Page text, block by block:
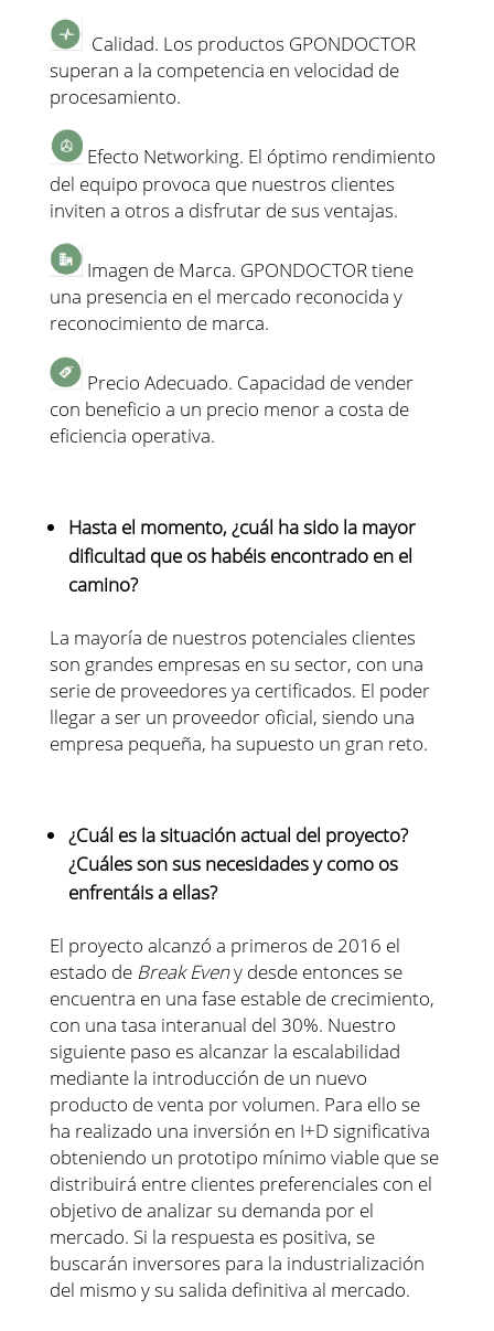
Calidad. Los productos GPONDOCTOR
superan a la competencia en velocidad de
procesamiento.
Efecto Networking. El óptimo rendimiento
del equipo provoca que nuestros clientes
inviten a otros a disfrutar de sus ventajas.
Imagen de Marca. GPONDOCTOR tiene
una presencia en el mercado reconocida y
reconocimiento de marca.
Precio Adecuado. Capacidad de vender
con beneficio a un precio menor a costa de
eficiencia operativa.
Hasta el momento, ¿cuál ha sido la mayor
dificultad que os habéis encontrado en el
camino?
La mayoría de nuestros potenciales clientes
son grandes empresas en su sector, con una
serie de proveedores ya certificados. El poder
llegar a ser un proveedor oficial, siendo una
empresa pequeña, ha supuesto un gran reto.
¿Cuál es la situación actual del proyecto?
¿Cuáles son sus necesidades y como os
enfrentáis a ellas?
El proyecto alcanzó a primeros de 2016 el
estado de Break Eveny desde entonces se
encuentra en una fase estable de crecimiento,
con una tasa interanual del 30%. Nuestro
siguiente paso es alcanzar la escalabilidad
mediante la introducción de un nuevo
producto de venta por volumen. Para ello se
ha realizado una inversión en I+D significativa
obteniendo un prototipo mínimo viable que se
distribuirá entre clientes preferenciales con el
objetivo de analizar su demanda por el
mercado. Si la respuesta es positiva, se
buscarán inversores para la industrialización
del mismo y su salida definitiva al mercado.